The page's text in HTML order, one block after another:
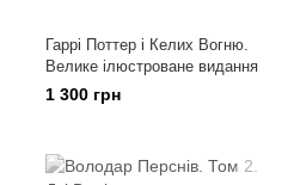
Гаррі Поттер і Келих Вогню.
Велике ілюстроване видання
1 300 грн